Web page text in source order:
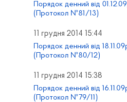
Порядок денний від
(Протокол №81/13)
11 грудня 2014 15:44
Порядок денний від
(Протокол №80/12)
11 грудня 2014 15:38
Порядок денний від
(Протокол №79/11)